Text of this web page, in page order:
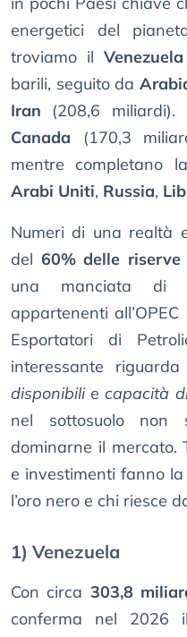
energetici del
troviamo il Venezuela
barili, seguito da
Iran (208,6 miliardi).
Canada (170,3
mentre completano
Arabi Uniti, Russia,
Numeri di una realtà
del 60% delle riserve
una manciata di
appartenenti all’OPEC
Esportatori di
interessante
disponibiliecapacità
nel sottosuolo non
dominarne il mercato.
e investimenti fanno
l’oro nero e chi riesce
1) Venezuela
Con circa 303,8
conferma nel 2026